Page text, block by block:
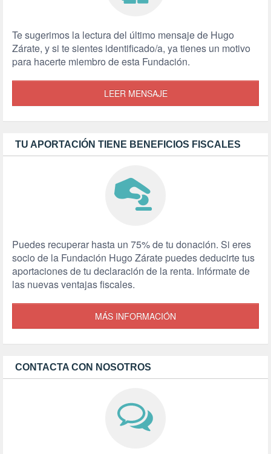
Te sugerimos la lectura del último mensaje de Hugo
Zárate, y si te sientes identificado/a, ya tienes un motivo
para hacerte miembro de esta Fundación.
LEER MENSAJE
TU APORTACIÓN TIENE BENEFICIOS FISCALES
Puedes recuperar hasta un 75% de tu donación. Si eres
socio de la Fundación Hugo Zárate puedes deducirte tus
aportaciones de tu declaración de la renta. Infórmate de
las nuevas ventajas fiscales.
MÁS INFORMACIÓN
CONTACTA CON NOSOTROS